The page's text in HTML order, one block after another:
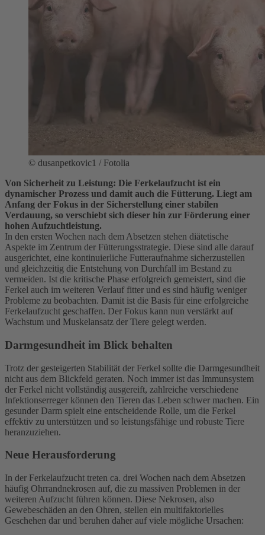
© dusanpetkovic1 / Fotolia
Von Sicherheit zu Leistung: Die Ferkelaufzucht ist ein
dynamischer Prozess und damit auch die Fütterung. Liegt am
Anfang der Fokus in der Sicherstellung einer stabilen
Verdauung, so verschiebt sich dieser hin zur Förderung einer
hohen Aufzuchtleistung.
In den ersten Wochen nach dem Absetzen stehen diätetische
Aspekte im Zentrum der Fütterungsstrategie. Diese sind alle darauf
ausgerichtet, eine kontinuierliche Futteraufnahme sicherzustellen
und gleichzeitig die Entstehung von Durchfall im Bestand zu
vermeiden. Ist die kritische Phase erfolgreich gemeistert, sind die
Ferkel auch im weiteren Verlauf fitter und es sind häufig weniger
Probleme zu beobachten. Damit ist die Basis für eine erfolgreiche
Ferkelaufzucht geschaffen. Der Fokus kann nun verstärkt auf
Wachstum und Muskelansatz der Tiere gelegt werden.
Darmgesundheit im Blick behalten
Trotz der gesteigerten Stabilität der Ferkel sollte die Darmgesundheit
nicht aus dem Blickfeld geraten. Noch immer ist das Immunsystem
der Ferkel nicht vollständig ausgereift, zahlreiche verschiedene
Infektionserreger können den Tieren das Leben schwer machen. Ein
gesunder Darm spielt eine entscheidende Rolle, um die Ferkel
effektiv zu unterstützen und so leistungsfähige und robuste Tiere
heranzuziehen.
Neue Herausforderung
In der Ferkelaufzucht treten ca. drei Wochen nach dem Absetzen
häufig Ohrrandnekrosen auf, die zu massiven Problemen in der
weiteren Aufzucht führen können. Diese Nekrosen, also
Gewebeschäden an den Ohren, stellen ein multifaktorielles
Geschehen dar und beruhen daher auf viele mögliche Ursachen: